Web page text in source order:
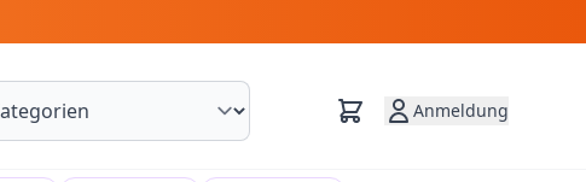
Anmeldung